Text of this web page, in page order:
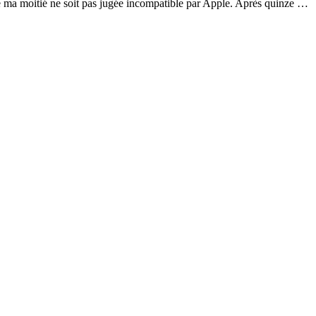
moitié ne soit pas jugée incompatible par Apple. Après quinze …